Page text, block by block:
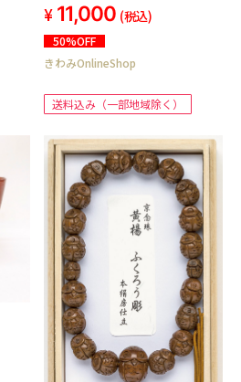
供 孫 誕生日 ハロウィン 子ども
プレゼント 消灯時は地勢図 点灯
時は行政図 Fun Globe 軸無し
bekvam
11,000 (税込)
50%OFF
きわみOnlineShop
送料込み（一部地域除く）